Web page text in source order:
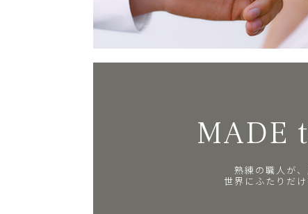
MADE
熟練の職人が
世界にふたりだ